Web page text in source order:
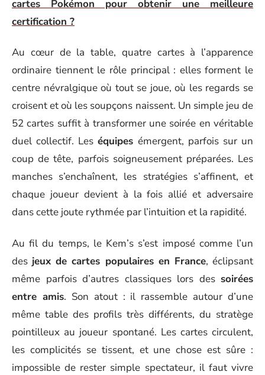
cartes Pokémon pour obtenir une meilleure
certification ?
Au cœur de la table, quatre cartes à l’apparence
ordinaire tiennent le rôle principal : elles forment le
centre névralgique où tout se joue, où les regards se
croisent et où les soupçons naissent. Un simple jeu de
52 cartes suffit à transformer une soirée en véritable
duel collectif. Leséquipes émergent, parfois sur un
coup de tête, parfois soigneusement préparées. Les
manches s’enchaînent, les stratégies s’affinent, et
chaque joueur devient à la fois allié et adversaire
dans cette joute rythmée par l’intuition et la rapidité.
Au fil du temps, le Kem’s s’est imposé comme l’un
des jeux de cartes populaires en France, éclipsant
même parfois d’autres classiques lors des soirées
entre amis. Son atout : il rassemble autour d’une
même table des profils très différents, du stratège
pointilleux au joueur spontané. Les cartes circulent,
les complicités se tissent, et une chose est sûre :
impossible de rester simple spectateur, il faut vivre